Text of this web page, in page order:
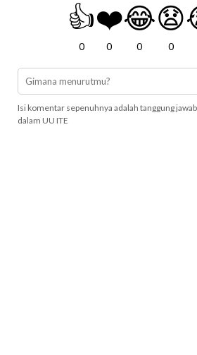
👍
0
❤️
0
😂
0
😧
0
Isi komentar sepenuhnya adalah tanggung
dalam UU ITE